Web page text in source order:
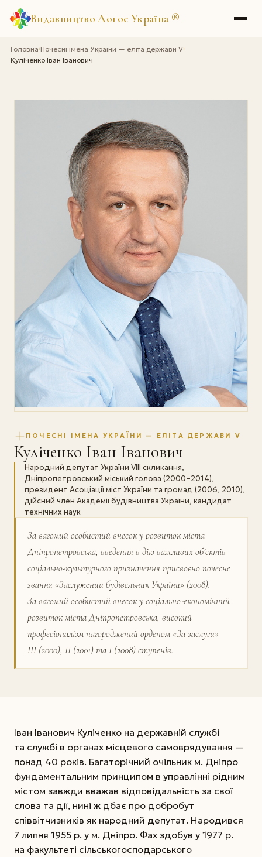
Видавництво Логос Україна ®
Головна›Почесні імена України — еліта держави V›
Куліченко Іван Іванович
ПОЧЕСНІ ІМЕНА УКРАЇНИ — ЕЛІТА ДЕРЖАВИ V
Куліченко Іван Іванович
Народний депутат України VIII скликання,
Дніпропетровський міський голова (2000–2014),
президент Асоціації міст України та громад (2006, 2010),
дійсний член Академії будівництва України, кандидат
технічних наук
За вагомий особистий внесок у розвиток міста
Дніпропетровська, введення в дію важливих об’єктів
соціально-культурного призначення присвоєно почесне
звання «Заслужении будівельник України» (2008).
За вагомий особистий внесок у соціально-економічний
розвиток міста Дніпропетровська, високий
професіоналізм нагороджений орденом «За заслуги»
ІІІ (2000), ІІ (2001) та І (2008) ступенів.
Іван Іванович Куліченко на державній службі
та службі в органах місцевого самоврядування —
понад 40 років. Багаторічний очільник м. Дніпро
фундаментальним принципом в управлінні рідним
містом завжди вважав відповідальність за свої
слова та дії, нині ж дбає про добробут
співвітчизників як народний депутат. Народився
7 липня 1955 р. у м. Дніпро. Фах здобув у 1977 р.
на факультеті сільськогосподарського